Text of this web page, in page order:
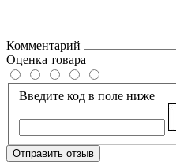
Комментарий
Оценка товара
Введите код в поле ниже
Отправить отзыв